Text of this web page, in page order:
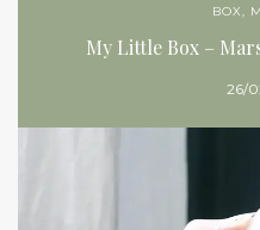
BOX,
My Little Box –
26/